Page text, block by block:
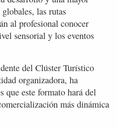
las rutas
al profesional conocer
sensorial y los eventos
del Clúster Turístico
organizadora, ha
que este formato hará del
más dinámica